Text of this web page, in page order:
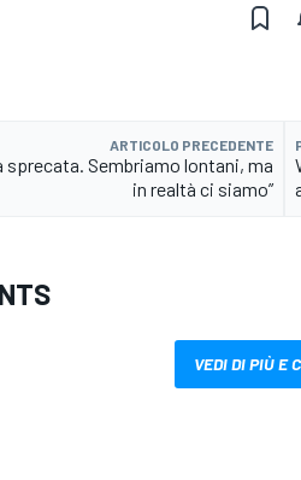
ARTICOLO PRECEDENTE
sprecata. Sembriamo lontani, ma
in realtà ci siamo”
VEDI DI PIÙ E